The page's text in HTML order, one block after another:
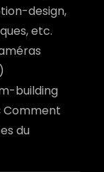
design,
etc.
building
Comment
du